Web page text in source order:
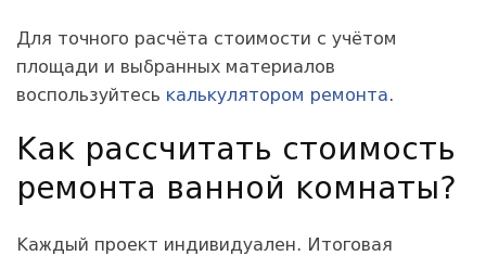
Для точного расчёта стоимости с учётом
площади и выбранных материалов
воспользуйтесь калькулятором ремонта.
Как рассчитать стоимость
ремонта ванной комнаты?
Каждый проект индивидуален. Итоговая